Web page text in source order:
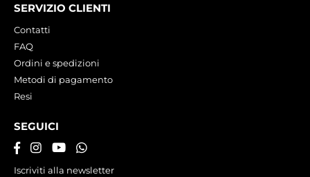
SERVIZIO CLIENTI
Contatti
FAQ
Ordini e spedizioni
Metodi di pagamento
Resi
SEGUICI
Iscriviti alla newsletter